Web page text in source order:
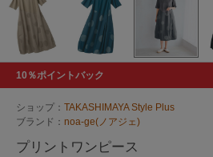
10％ポイントバック
ショップ： TAKASHIMAYA Style Plus
ブランド： noa-ge(ノアジェ)
プリントワンピース